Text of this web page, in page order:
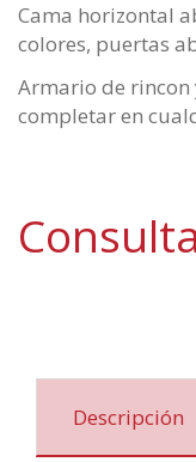
Cama horizontal
colores, puertas
Armario de
completar en
Descripción